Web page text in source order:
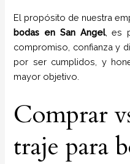
El propósito de nuestra
bodas en San Angel, es
compromiso, confianza y
por ser cumplidos, y
mayor objetivo.
Comprar
traje para